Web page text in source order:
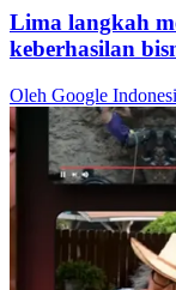
Lima langkah
keberhasilan
Oleh Google